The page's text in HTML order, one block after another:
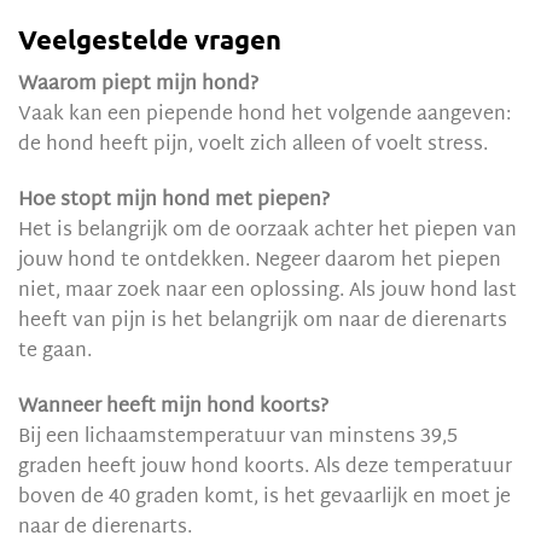
Veelgestelde vragen
Waarom piept mijn hond?
Vaak kan een piepende hond het volgende aangeven:
de hond heeft pijn, voelt zich alleen of voelt stress.
Hoe stopt mijn hond met piepen?
Het is belangrijk om de oorzaak achter het piepen van
jouw hond te ontdekken. Negeer daarom het piepen
niet, maar zoek naar een oplossing. Als jouw hond last
heeft van pijn is het belangrijk om naar de dierenarts
te gaan.
Wanneer heeft mijn hond koorts?
Bij een lichaamstemperatuur van minstens 39,5
graden heeft jouw hond koorts. Als deze temperatuur
boven de 40 graden komt, is het gevaarlijk en moet je
naar de dierenarts.